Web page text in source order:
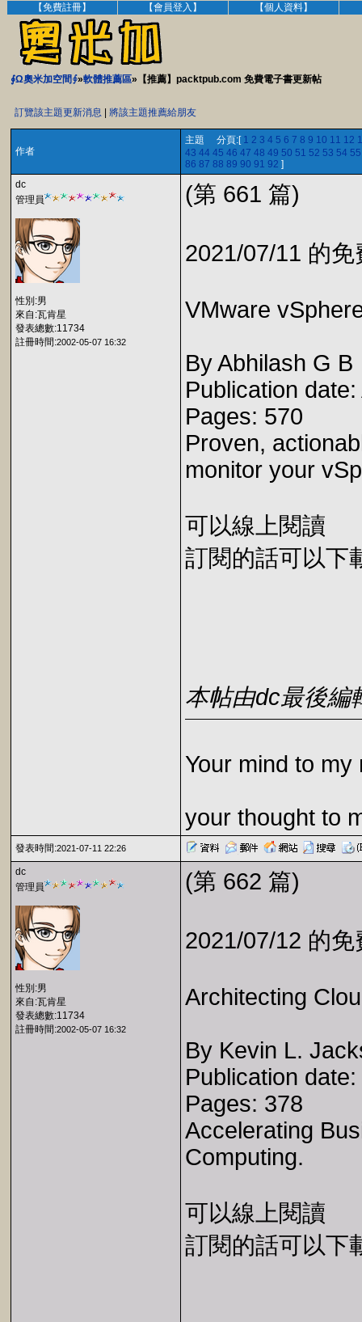
【免費註冊】 【會員登入】 【個人資料】
∮Ω奧米加空間∮»軟體推薦區»【推薦】packtpub.com 免費電子書更新帖
訂覽該主題更新消息 將該主題推薦給朋友
作者
主題 分頁:[ 1 2 3 4 5 6 7 8 9 10 11 12
43 44 45 46 47 48 49 50 51 52 53 54 55
86 87 88 89 90 91 92 ]
dc
管理員
性別:男
來自:瓦肯星
發表總數:11734
註冊時間:2002-05-07 16:32
(第 661 篇)
2021/07/11 的
VMware
By Abhilash G B
Publication
Pages: 570
Proven,
monitor your
可以線上閱讀
訂閱的話可以下
本帖由dc最後編
Your mind to my
your thought to
發表時間:2021-07-11 22:26
dc
管理員
性別:男
來自:瓦肯星
發表總數:11734
註冊時間:2002-05-07 16:32
(第 662 篇)
2021/07/12 的
Architecting
By Kevin L.
Publication
Pages: 378
Accelerating
Computing.
可以線上閱讀
訂閱的話可以下